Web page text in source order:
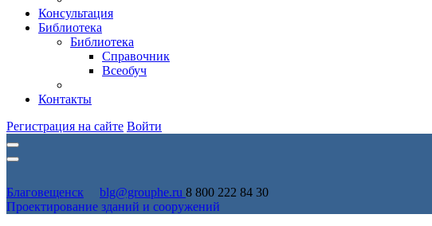
Консультация
Библиотека
Библиотека
Справочник
Всеобуч
Контакты
Регистрация на сайте Войти
Благовещенск blg@grouphe.ru 8 800 222 84 30
Проектирование зданий и сооружений